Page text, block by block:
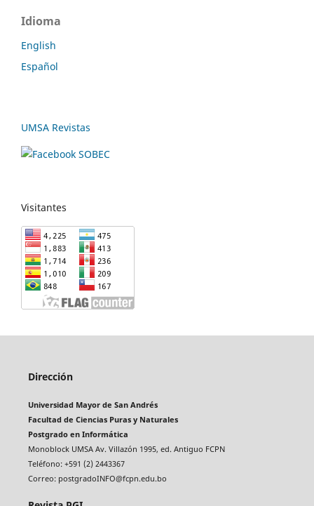
Idioma
English
Español
UMSA Revistas
Visitantes
Dirección
Universidad Mayor de San Andrés
Facultad de Ciencias Puras y Naturales
Postgrado en Informática
Monoblock UMSA Av. Villazón 1995, ed. Antiguo FCPN
Teléfono: +591 (2) 2443367
Correo: postgradoINFO@fcpn.edu.bo